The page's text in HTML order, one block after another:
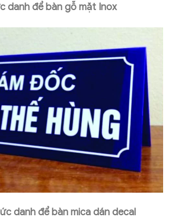
danh để bàn gỗ mặt Inox
danh để bàn mica dán decal